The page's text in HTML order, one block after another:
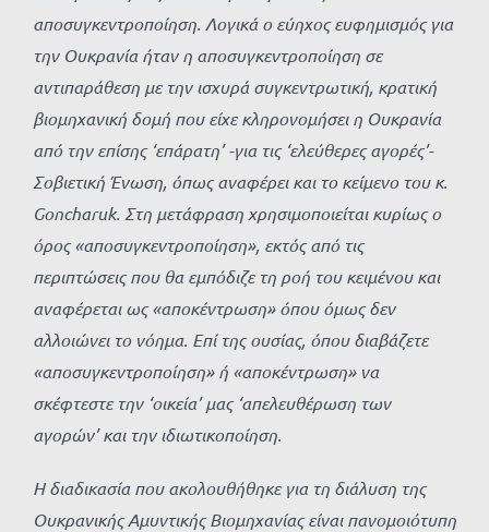
αποσυγκεντροποίηση. Λογικά ο εύηχος ευφημισμός για
την Ουκρανία ήταν η αποσυγκεντροποίηση σε
αντιπαράθεση με την ισχυρά συγκεντρωτική, κρατική
βιομηχανική δομή που είχε κληρονομήσει η Ουκρανία
από την επίσης ‘επάρατη’ -για τις ‘ελεύθερες αγορές’-
Σοβιετική Ένωση, όπως αναφέρει και το κείμενο του κ.
Goncharuk. Στη μετάφραση χρησιμοποιείται κυρίως ο
όρος «αποσυγκεντροποίηση», εκτός από τις
περιπτώσεις που θα εμπόδιζε τη ροή του κειμένου και
αναφέρεται ως «αποκέντρωση» όπου όμως δεν
αλλοιώνει το νόημα. Επί της ουσίας, όπου διαβάζετε
«αποσυγκεντροποίηση» ή «αποκέντρωση» να
σκέφτεστε την ‘οικεία’ μας ‘απελευθέρωση των
αγορών’ και την ιδιωτικοποίηση.
Η διαδικασία που ακολουθήθηκε για τη διάλυση της
Ουκρανικής Αμυντικής Βιομηχανίας είναι πανομοιότυπη